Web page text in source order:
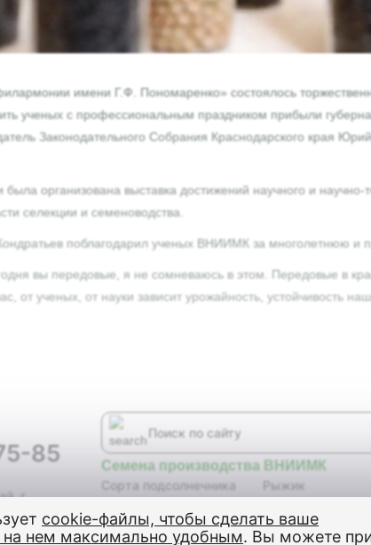
имени Г.Ф. Пономаренко» состоялось
с профессиональным праздником прибыли
Законодательного Собрания Краснодарского края
организована выставка достижений научного и
селекции и семеноводства.
поблагодарил ученых ВНИИМК за многолетнюю и
вы передовые, я не сомневаюсь в этом. Передовые в
от ученых, от науки зависит урожайность, устойчивость
85
г.
Семена производства ВНИИМК
Сорта подсолнечника
Соя
Масличный лен
Рыжик
Кунжут
Клещевина
cookie-файлы, чтобы сделать ваше
на нем максимально удобным. Вы можете